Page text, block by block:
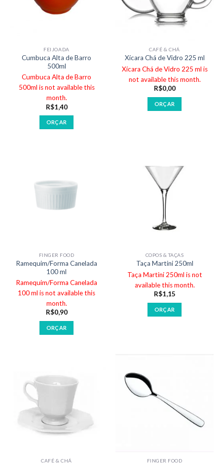
FEIJOADA
Cumbuca Alta de Barro
500ml
Cumbuca Alta de Barro
500ml is not available this
month.
R$1,40
ORÇAR
CAFÉ & CHÁ
Xícara Chá de Vidro 225 ml
Xícara Chá de Vidro 225 ml is
not available this month.
R$0,00
ORÇAR
FINGER FOOD
Ramequim/Forma Canelada
100 ml
Ramequim/Forma Canelada
100 ml is not available this
month.
R$0,90
ORÇAR
COPOS & TAÇAS
Taça Martini 250ml
Taça Martini 250ml is not
available this month.
R$1,15
ORÇAR
CAFÉ & CHÁ FINGER FOOD